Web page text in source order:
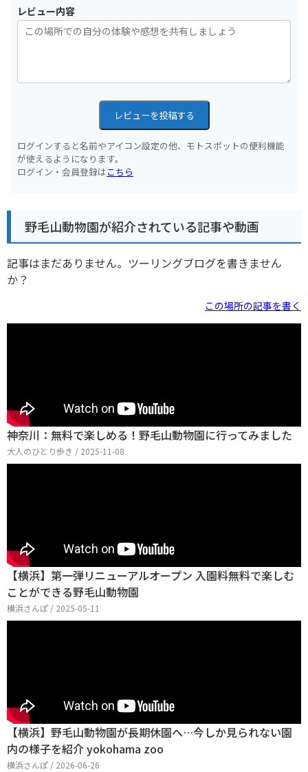
レビュー内容
レビューを投稿する
ログインすると名前やアイコン設定の他、モトスポットの便利機能
が使えるようになります。
ログイン・会員登録はこちら
野毛山動物園が紹介されている記事や動画
記事はまだありません。ツーリングブログを書きません
か？
この場所の記事を書く
神奈川：無料で楽しめる！野毛山動物園に行ってみました
大人のひとり歩き / 2025-11-08
【横浜】第一弾リニューアルオープン 入園料無料で楽しむ
ことができる野毛山動物園
横浜さんぽ / 2025-05-11
【横浜】野毛山動物園が長期休園へ…今しか見られない園
内の様子を紹介 yokohama zoo
横浜さんぽ / 2026-06-26